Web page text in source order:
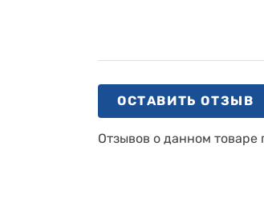
ОСТАВИТЬ ОТЗЫВ
Отзывов о данном товаре